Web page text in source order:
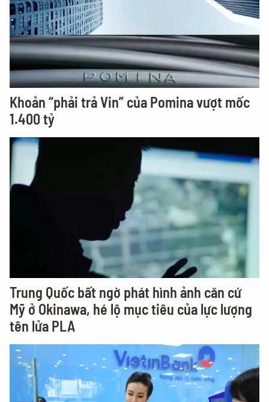
Khoản “phải trả Vin” của Pomina vượt mốc
1.400 tỷ
Trung Quốc bất ngờ phát hình ảnh căn cứ
Mỹ ở Okinawa, hé lộ mục tiêu của lực lượng
tên lửa PLA